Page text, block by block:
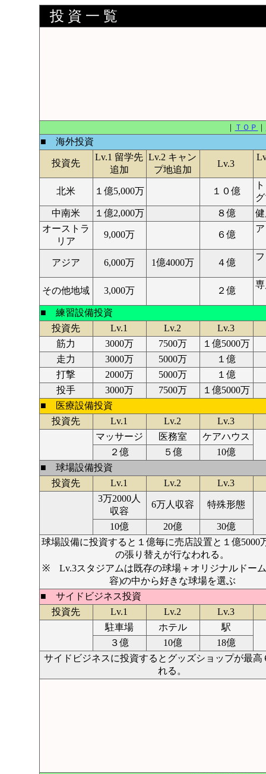
投 資 一 覧
｜ ＴＯＰ ｜
■ 海外投資
投資先
Lv.1 留学先
追加
Lv.2 キャン
プ地追加
Lv.3
北米 １億5,000万 １０億
中南米
１億2,000万 ８億
オーストラ
リア
9,000万 ６億
アジア 6,000万 1億4000万 ４億
その他地域 3,000万 ２億
■ 練習設備投資
投資先
Lv.1 Lv.2
Lv.3
筋力
3000万 7500万
１億5000万
走力
3000万 5000万
１億
打撃
2000万 5000万
１億
投手
3000万 7500万
１億5000万
■ 医療設備投資
投資先
Lv.1 Lv.2
Lv.3
マッサージ
医務室
ケアハウス
２億
５億
10億
■ 球場設備投資
投資先
Lv.1 Lv.2
Lv.3
3万2000人
収容
6万人収容 特殊形態
10億 20億
30億
球場設備に投資すると１億毎に売店設置と１億5000
の張り替えが行なわれる。
※ Lv.3スタジアムは既存の球場＋オリジナルドー
容)の中から好きな球場を選ぶ
■ サイドビジネス投資
投資先
Lv.1 Lv.2
Lv.3
駐車場
ホテル
駅
３億
10億
18億
サイドビジネスに投資するとグッズショップが最高
れる。